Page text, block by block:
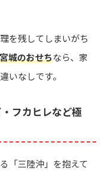
を残してしまいがち
城のおせちなら、家
いなしです。
フカヒレなど極
「三陸沖」を抱えて